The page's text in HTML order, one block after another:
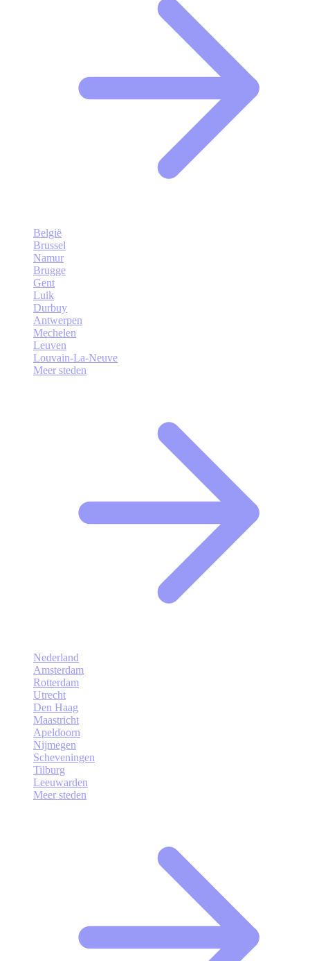
België
Brussel
Namur
Brugge
Gent
Luik
Durbuy
Antwerpen
Mechelen
Leuven
Louvain-La-Neuve
Meer steden
Nederland
Amsterdam
Rotterdam
Utrecht
Den Haag
Maastricht
Apeldoorn
Nijmegen
Scheveningen
Tilburg
Leeuwarden
Meer steden